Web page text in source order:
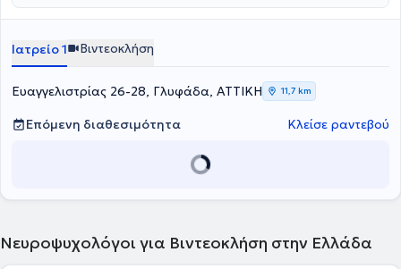
Ιατρείο 1 Βιντεοκλήση
Ευαγγελιστρίας 26-28, Γλυφάδα, ΑΤΤΙΚΗ 11,7 km
Επόμενη διαθεσιμότητα Κλείσε ραντεβού
Νευροψυχολόγοι για Βιντεοκλήση στην Ελλάδα